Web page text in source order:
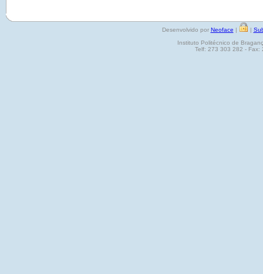
Desenvolvido por Neoface | |
Instituto Politécnico de
Telf: 273 303 282 - Fax: